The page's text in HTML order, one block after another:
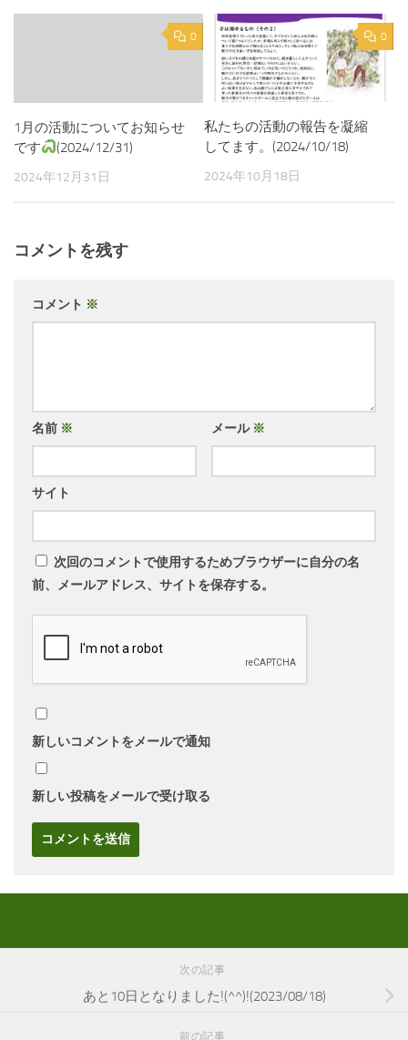
0
1月の活動についてお知らせ
です
(2024/12/31)
2024年12月31日
0
私たちの活動の報告を凝縮
してます。(2024/10/18)
2024年10月18日
コメントを残す
コメント ※
名前 ※ メール ※
サイト
次回のコメントで使用するためブラウザーに自分の名
前、メールアドレス、サイトを保存する。
新しいコメントをメールで通知
新しい投稿をメールで受け取る
次の記事
あと10日となりました!(^^)!(2023/08/18)
前の記事